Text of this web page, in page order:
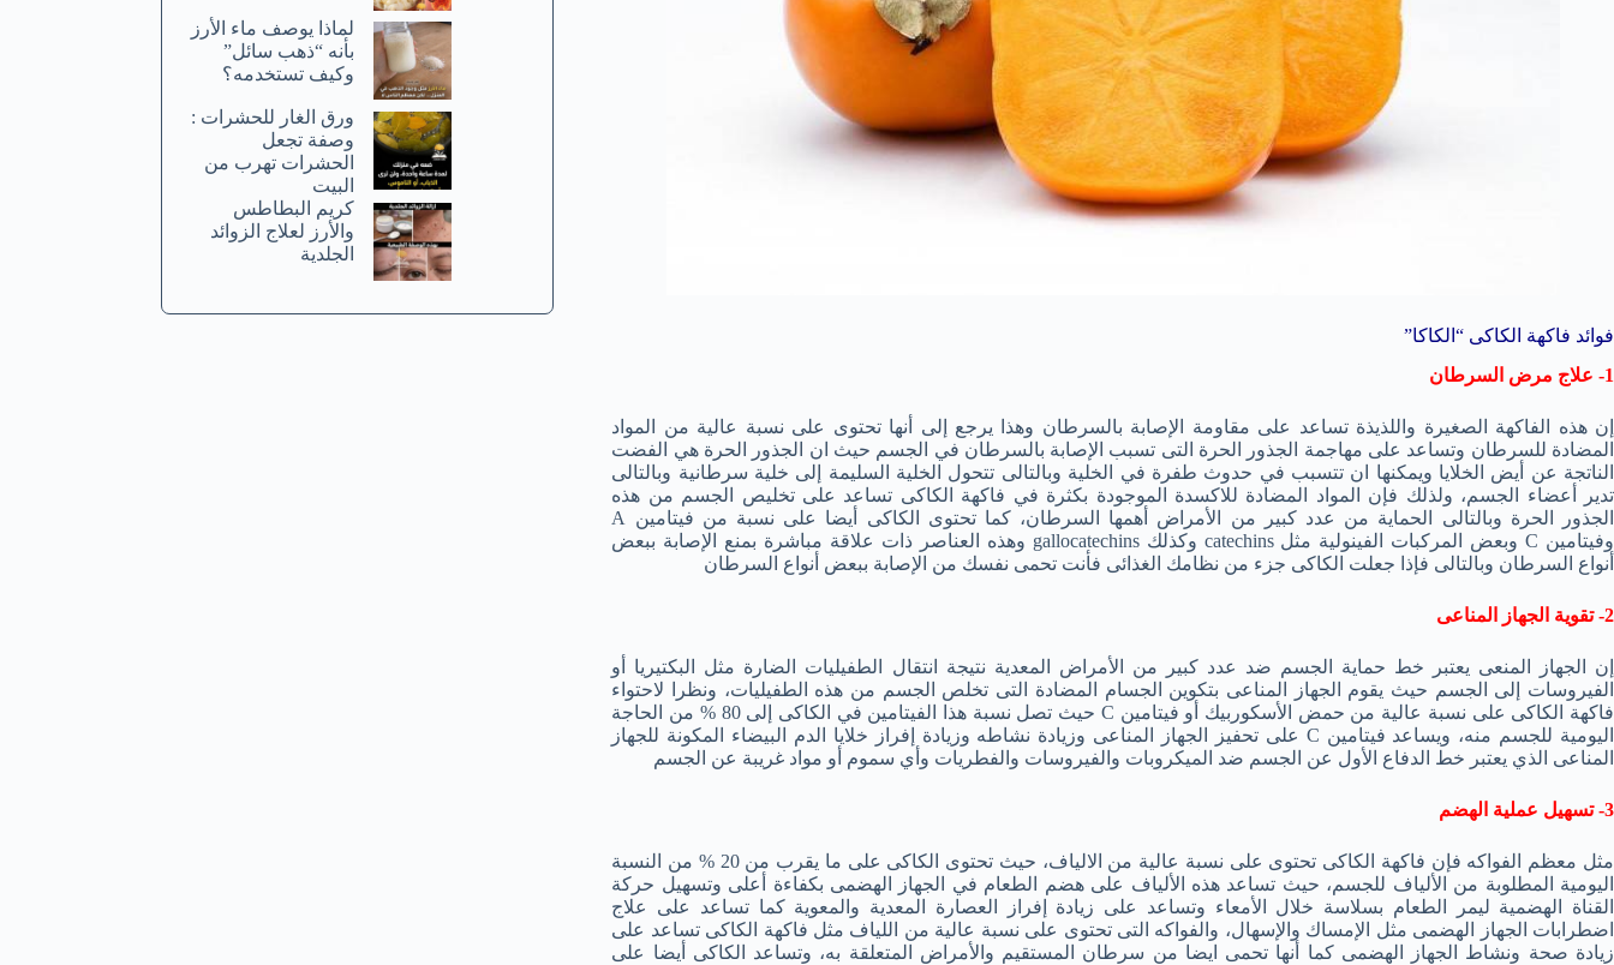
فوائد فاكهة الكاكى “الكاكا”
1- علاج مرض السرطان
إن هذه الفاكهة الصغيرة واللذيذة تساعد على مقاومة الإصابة بالسرطان وهذا يرجع إلى أنها تحتوى على نسبة عالية من المواد
المضادة للسرطان وتساعد على مهاجمة الجذور الحرة التى تسبب الإصابة بالسرطان في الجسم حيث ان الجذور الحرة هي الفضت
الناتجة عن أيض الخلايا ويمكنها ان تتسبب في حدوث طفرة في الخلية وبالتالى تتحول الخلية السليمة إلى خلية سرطانية وبالتالى
تدير أعضاء الجسم، ولذلك فإن المواد المضادة للاكسدة الموجودة بكثرة في فاكهة الكاكى تساعد على تخليص الجسم من هذه
الجذور الحرة وبالتالى الحماية من عدد كبير من الأمراض أهمها السرطان، كما تحتوى الكاكى أيضا على نسبة من فيتامين A
وفيتامين C وبعض المركبات الفينولية مثل catechins وكذلك gallocatechins وهذه العناصر ذات علاقة مباشرة بمنع الإصابة ببعض
أنواع السرطان وبالتالى فإذا جعلت الكاكى جزء من نظامك الغذائى فأنت تحمى نفسك من الإصابة ببعض أنواع السرطان
2- تقوية الجهاز المناعى
إن الجهاز المنعى يعتبر خط حماية الجسم ضد عدد كبير من الأمراض المعدية نتيجة انتقال الطفيليات الضارة مثل البكتيريا أو
الفيروسات إلى الجسم حيث يقوم الجهاز المناعى بتكوين الجسام المضادة التى تخلص الجسم من هذه الطفيليات، ونظرا لاحتواء
فاكهة الكاكى على نسبة عالية من حمض الأسكوربيك أو فيتامين C حيث تصل نسبة هذا الفيتامين في الكاكى إلى 80 % من الحاجة
اليومية للجسم منه، ويساعد فيتامين C على تحفيز الجهاز المناعى وزيادة نشاطه وزيادة إفراز خلايا الدم البيضاء المكونة للجهاز
المناعى الذي يعتبر خط الدفاع الأول عن الجسم ضد الميكروبات والفيروسات والفطريات وأي سموم أو مواد غريبة عن الجسم
3- تسهيل عملية الهضم
مثل معظم الفواكه فإن فاكهة الكاكى تحتوى على نسبة عالية من الالياف، حيث تحتوى الكاكى على ما يقرب من 20 % من النسبة
اليومية المطلوبة من الألياف للجسم، حيث تساعد هذه الألياف على هضم الطعام في الجهاز الهضمى بكفاءة أعلى وتسهيل حركة
القناة الهضمية ليمر الطعام بسلاسة خلال الأمعاء وتساعد على زيادة إفراز العصارة المعدية والمعوية كما تساعد على علاج
اضطرابات الجهاز الهضمى مثل الإمساك والإسهال، والفواكه التى تحتوى على نسبة عالية من اللياف مثل فاكهة الكاكى تساعد على
زيادة صحة ونشاط الجهاز الهضمى كما أنها تحمى ايضا من سرطان المستقيم والأمراض المتعلقة به، وتساعد الكاكى أيضا على
لماذا يوصف ماء الأرز
بأنه “ذهب سائل”
وكيف تستخدمه؟
ورق الغار للحشرات :
وصفة تجعل
الحشرات تهرب من
البيت
كريم البطاطس
والأرز لعلاج الزوائد
الجلدية